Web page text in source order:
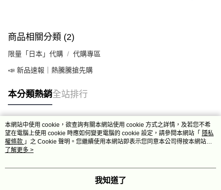
商品相關分類 (2)
限量「日本」代購 代購專區
📣 新品速報｜熱騰騰搶先購
本分類熱銷全站排行
熱門標籤
本網站中使用 cookie，欲查詢有關本網站使用 cookie 方式之詳情，及若您不希
望在電腦上使用 cookie 時應如何變更電腦的 cookie 設定，請參閱本網站「 隱私
權條款 」之 Cookie 聲明。您繼續使用本網站即表示您同意本公司得按本網站使
用條款之 Cookie 聲明使用 cookie。
了解更多 >
我知道了